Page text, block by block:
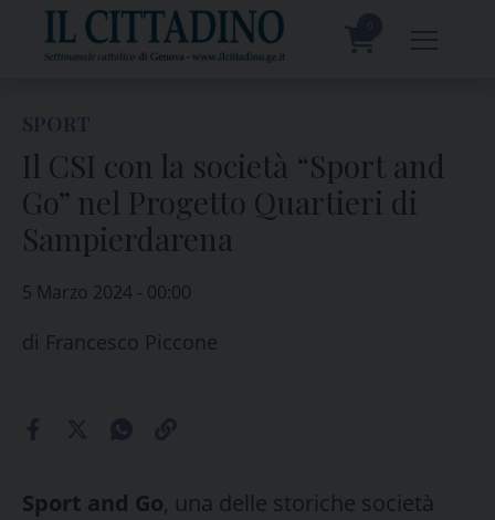
content
Il CSI con la società “Sport and
Go” nel Progetto Quartieri di
Sampierdarena
5 Marzo 2024 - 00:00
di Francesco Piccone
Sport and Go, una delle storiche società